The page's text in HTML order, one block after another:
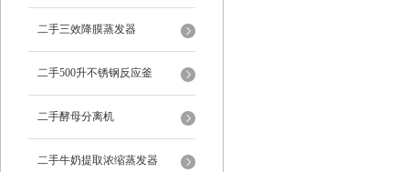
二手三效降膜蒸发器
二手500升不锈钢反应釜
二手酵母分离机
二手牛奶提取浓缩蒸发器